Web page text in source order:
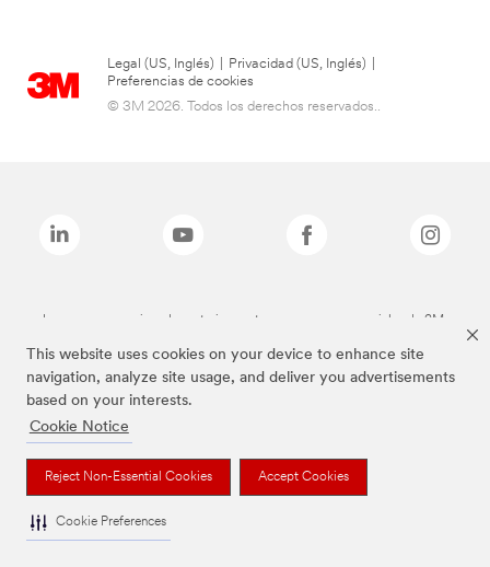
This website uses cookies on your device to enhance site
navigation, analyze site usage, and deliver you advertisements
based on your interests.
Cookie Notice
Reject Non-Essential Cookies Accept Cookies
Cookie Preferences
Legal (US, Inglés) Privacidad (US, Inglés)
Preferencias de cookies
© 3M 2026. Todos los derechos reservados..
Las marcas mencionadas anteriormente son marcas comerciales de 3M.